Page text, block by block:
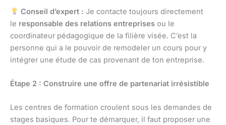
Conseil d’expert : Je contacte toujours directement
le responsable des relations entreprises ou le
coordinateur pédagogique de la filière visée. C’est la
personne qui a le pouvoir de remodeler un cours pour y
intégrer une étude de cas provenant de ton entreprise.
Étape 2 : Construire une offre de partenariat irrésistible
Les centres de formation croulent sous les demandes de
stages basiques. Pour te démarquer, il faut proposer une